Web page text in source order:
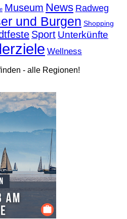
Museum News Radweg
und Burgen Shopping
Sport Unterkünfte
Wellness
- alle Regionen!